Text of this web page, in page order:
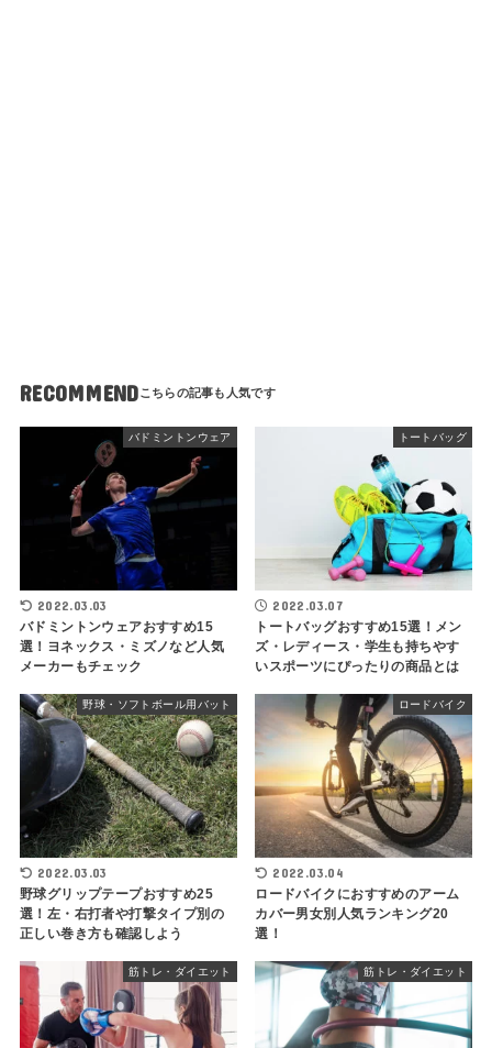
RECOMMEND
バドミントンウェア
2022.03.03
バドミントンウェアおすすめ15
選！ヨネックス・ミズノなど人気
メーカーもチェック
トートバッグ
2022.03.07
トートバッグおすすめ15選！メン
ズ・レディース・学生も持ちやす
いスポーツにぴったりの商品とは
野球・ソフトボール用バット
2022.03.03
野球グリップテープおすすめ25
選！左・右打者や打撃タイプ別の
正しい巻き方も確認しよう
ロードバイク
2022.03.04
ロードバイクにおすすめのアーム
カバー男女別人気ランキング20
選！
筋トレ・ダイエット 筋トレ・ダイエット